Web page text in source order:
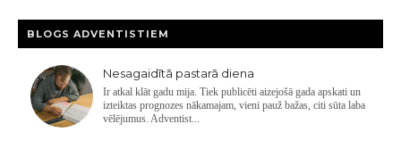
BLOGS ADVENTISTIEM
Nesagaidītā pastarā diena
Ir atkal klāt gadu mija. Tiek publicēti aizejošā gada apskati un
izteiktas prognozes nākamajam, vieni pauž bažas, citi sūta laba
vēlējumus. Adventist...